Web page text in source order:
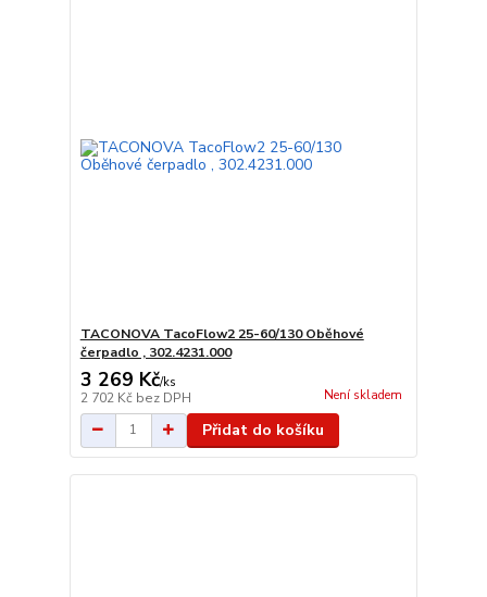
TACONOVA TacoFlow2 25-60/130 Oběhové
čerpadlo , 302.4231.000
3 269 Kč/ks
2 702 Kč bez DPH Není skladem
Přidat do košíku